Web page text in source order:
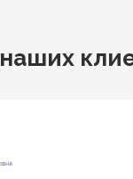
наших